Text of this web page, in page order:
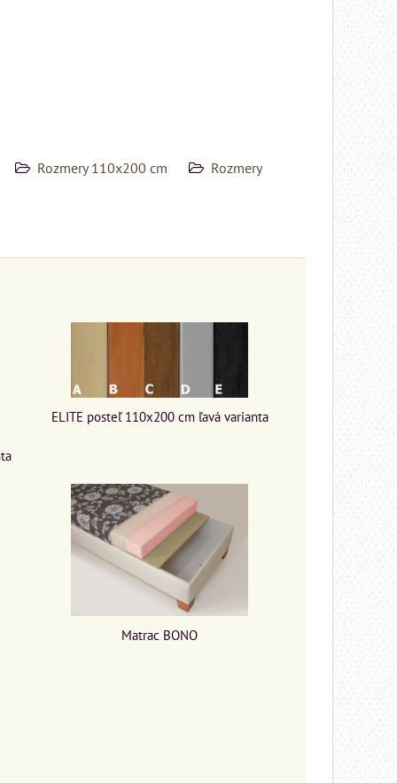
Rozmery 110x200 cm Rozmery
ELITE posteľ 110x200 cm ľavá varianta
Matrac BONO